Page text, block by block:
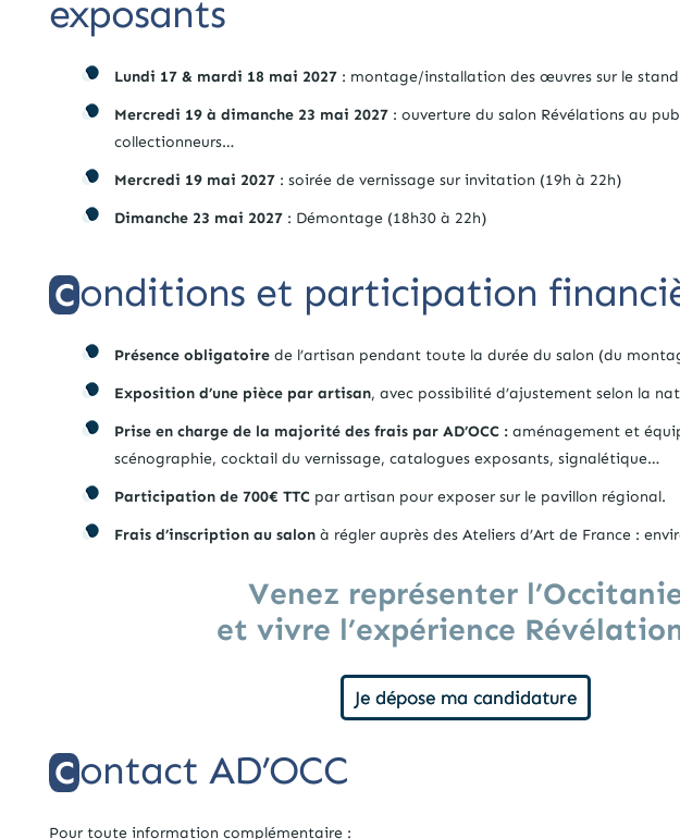
exposants
Lundi 17 & mardi 18 mai 2027: montage/installation des œuvres sur le stand
Mercredi 19 à dimanche 23 mai 2027: ouverture du salon Révélations au
collectionneurs…
Mercredi 19 mai 2027: soirée de vernissage sur invitation (19h à 22h)
Dimanche 23 mai 2027: Démontage (18h30 à 22h)
Conditions et participation
Présence obligatoirede l’artisan pendant toute la durée du salon (du
Exposition d’une pièce par artisan, avec possibilité d’ajustement selon la
Prise en charge de la majorité des frais par AD’OCC :aménagement et
scénographie, cocktail du vernissage, catalogues exposants, signalétique…
Participation de 700€ TTCpar artisan pour exposer sur le pavillon régional.
Frais d’inscription au salonà régler auprès des Ateliers d’Art de France :
Venez représenter
et vivre l’expérience
Je dépose ma candidature
Contact AD’OCC
Pour toute information complémentaire :